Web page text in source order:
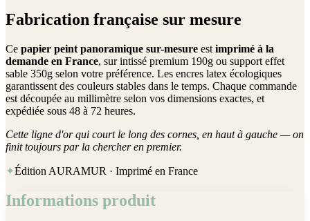
Fabrication française sur mesure
Ce papier peint panoramique sur-mesure est imprimé à la
demande en France, sur intissé premium 190g ou support effet
sable 350g selon votre préférence. Les encres latex écologiques
garantissent des couleurs stables dans le temps. Chaque commande
est découpée au millimètre selon vos dimensions exactes, et
expédiée sous 48 à 72 heures.
Cette ligne d'or qui court le long des cornes, en haut à gauche — on
finit toujours par la chercher en premier.
✦Édition AURAMUR · Imprimé en France
Informations produit